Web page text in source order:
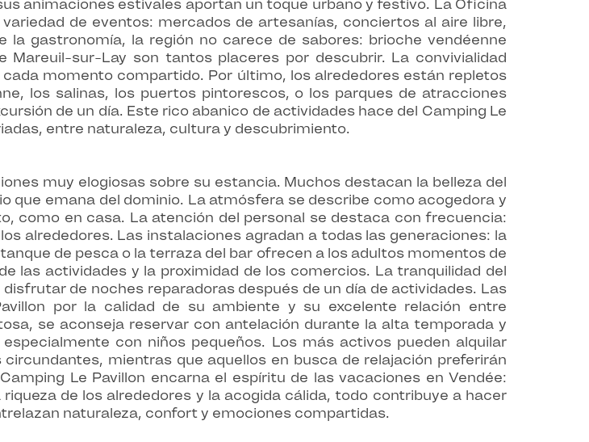
animaciones estivales aportan un toque urbano y festivo. La Oficina
de eventos: mercados de artesanías, conciertos al aire libre,
gastronomía, la región no carece de sabores: brioche vendéenne
sur-Lay son tantos placeres por descubrir. La convivialidad
momento compartido. Por último, los alrededores están repletos
los salinas, los puertos pintorescos, o los parques de atracciones
de un día. Este rico abanico de actividades hace del Camping Le
entre naturaleza, cultura y descubrimiento.
muy elogiosas sobre su estancia. Muchos destacan la belleza del
que emana del dominio. La atmósfera se describe como acogedora y
como en casa. La atención del personal se destaca con frecuencia:
alrededores. Las instalaciones agradan a todas las generaciones: la
de pesca o la terraza del bar ofrecen a los adultos momentos de
las actividades y la proximidad de los comercios. La tranquilidad del
de noches reparadoras después de un día de actividades. Las
por la calidad de su ambiente y su excelente relación entre
se aconseja reservar con antelación durante la alta temporada y
con niños pequeños. Los más activos pueden alquilar
mientras que aquellos en busca de relajación preferirán
Le Pavillon encarna el espíritu de las vacaciones en Vendée:
de los alrededores y la acogida cálida, todo contribuye a hacer
naturaleza, confort y emociones compartidas.